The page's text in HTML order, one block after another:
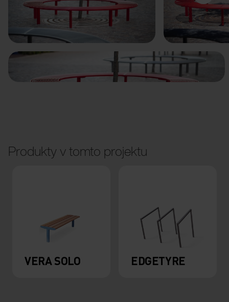
Předchozí Další
Produkty v tomto projektu
VERA SOLO EDGETYRE